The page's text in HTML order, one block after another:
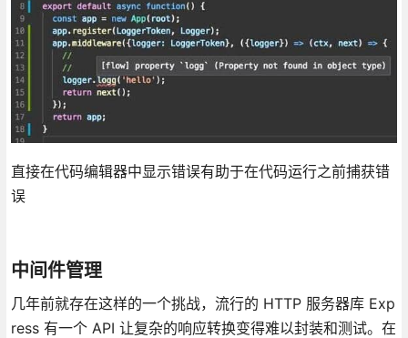
直接在代码编辑器中显示错误有助于在代码运行之前捕获错
误
中间件管理
几年前就存在这样的一个挑战，流行的 HTTP 服务器库 Exp
ress 有一个 API 让复杂的响应转换变得难以封装和测试。在